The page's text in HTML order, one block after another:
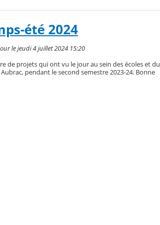
été 2024
le jeudi 4 juillet 2024 15:20
de projets qui ont vu le jour au sein des écoles et du
pendant le second semestre 2023-24. Bonne